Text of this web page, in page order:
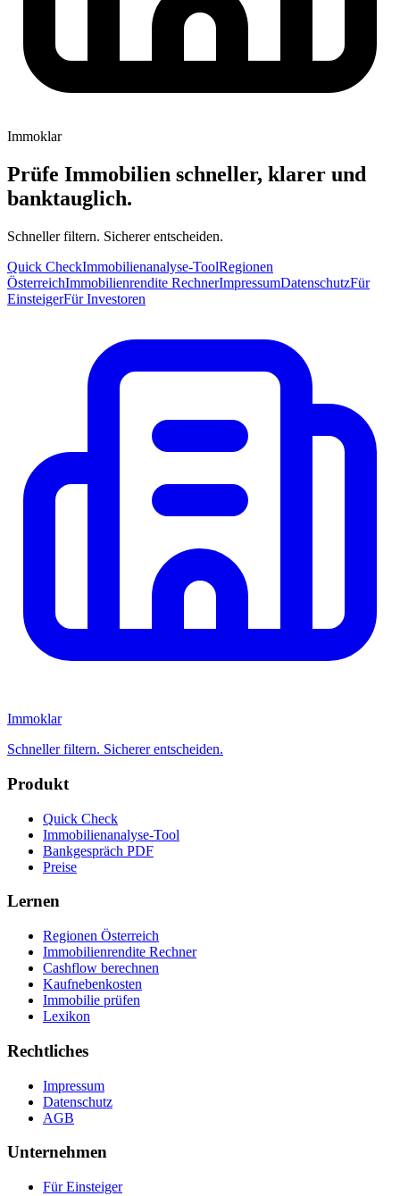
Immoklar
Prüfe Immobilien schneller, klarer und
banktauglich.
Schneller filtern. Sicherer entscheiden.
Quick CheckImmobilienanalyse-ToolRegionen
ÖsterreichImmobilienrendite RechnerImpressumDatenschutzFür
EinsteigerFür Investoren
Immoklar
Schneller filtern. Sicherer entscheiden.
Produkt
Quick Check
Immobilienanalyse-Tool
Bankgespräch PDF
Preise
Lernen
Regionen Österreich
Immobilienrendite Rechner
Cashflow berechnen
Kaufnebenkosten
Immobilie prüfen
Lexikon
Rechtliches
Impressum
Datenschutz
AGB
Unternehmen
Für Einsteiger